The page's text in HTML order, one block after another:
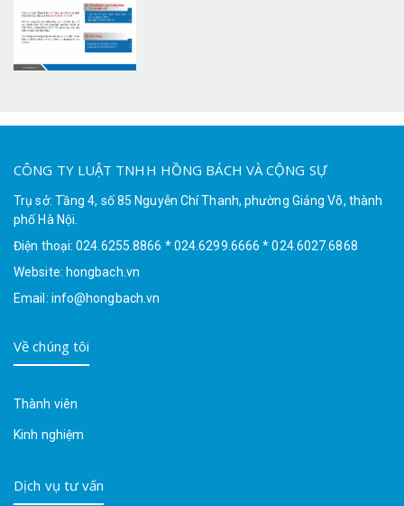
CÔNG TY LUẬT TNHH HỒNG BÁCH VÀ CỘNG SỰ
Trụ sở: Tầng 4, số 85 Nguyễn Chí Thanh, phường Giảng Võ, thành
phố Hà Nội.
Điện thoại: 024.6255.8866 * 024.6299.6666 * 024.6027.6868
Website: hongbach.vn
Email: info@hongbach.vn
Về chúng tôi
Thành viên
Kinh nghiệm
Dịch vụ tư vấn